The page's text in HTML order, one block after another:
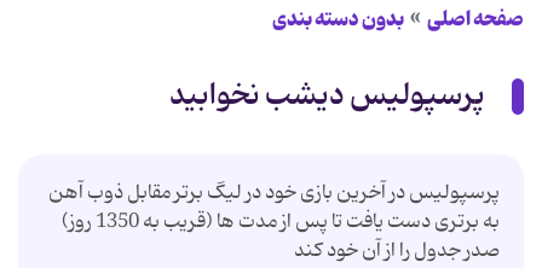
صفحه اصلی بدون دسته بندی
پرسپولیس دیشب نخوابید
پرسپولیس در آخرین بازى خود در لیگ برتر مقابل ذوب آهن
به برترى دست یافت تا پس از مدت ها (قریب به 1350 روز)
صدر جدول را از آن خود كند